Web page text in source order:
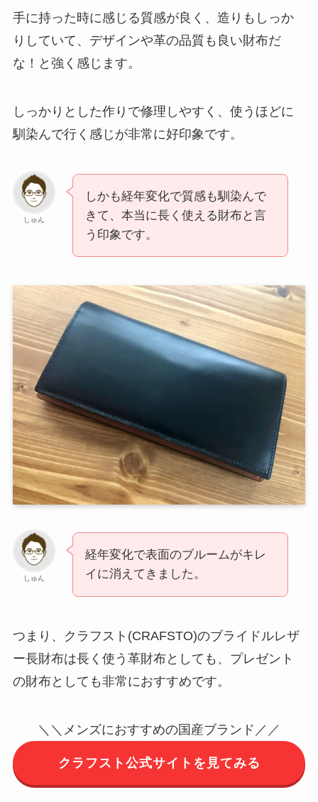
手に持った時に感じる質感が良く、造りもしっか
りしていて、デザインや革の品質も良い財布だ
な！と強く感じます。
しっかりとした作りで修理しやすく、使うほどに
馴染んで行く感じが非常に好印象です。
しゅん
しかも経年変化で質感も馴染んで
きて、本当に長く使える財布と言
う印象です。
しゅん
経年変化で表面のブルームがキレ
イに消えてきました。
つまり、クラフスト(CRAFSTO)のブライドルレザ
ー長財布は長く使う革財布としても、プレゼント
の財布としても非常におすすめです。
＼＼メンズにおすすめの国産ブランド／／
クラフスト公式サイトを見てみる